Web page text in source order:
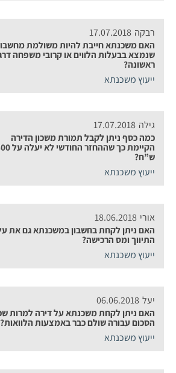
רבקה 17.07.2018
האם משכנתא חייבת להיות משולמת
שנמצא בבעלות הלווים או קרובי משפחה
ראשונה?
ייעוץ משכנתא
גילה 17.07.2018
כמה כסף ניתן לקבל תמורת משכון הדירה
הקיימת כך
ש”ח?
ייעוץ משכנתא
אורי 18.06.2018
האם ניתן לקחת בחשבון במשכנתא גם את
התיווך ומס הרכישה?
ייעוץ משכנתא
יעל 06.06.2018
האם ניתן לקחת משכנתא על דירה למרות
הסכום עבורה שולם כבר באמצעות הלוואות?
ייעוץ משכנתא